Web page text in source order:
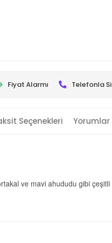
Fiyat Alarmı Telefonla
Seçenekleri Yorumlar
ve mavi ahududu gibi